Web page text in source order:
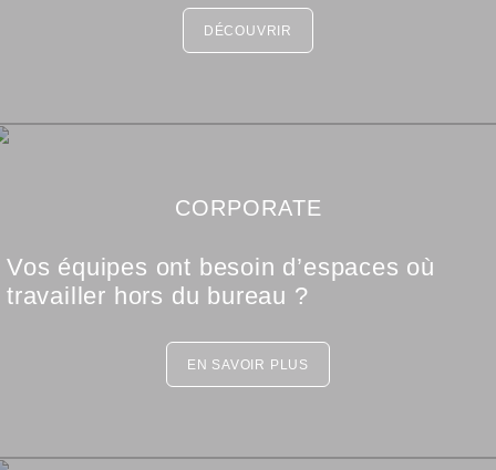
DÉCOUVRIR
CORPORATE
Vos équipes ont besoin d’espaces où
travailler hors du bureau ?
EN SAVOIR PLUS